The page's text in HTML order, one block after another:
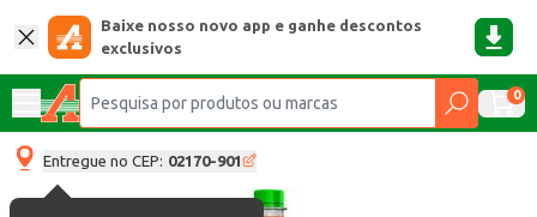
Baixe nosso novo app e ganhe descontos
exclusivos
0
Entregue no CEP: 02170-901